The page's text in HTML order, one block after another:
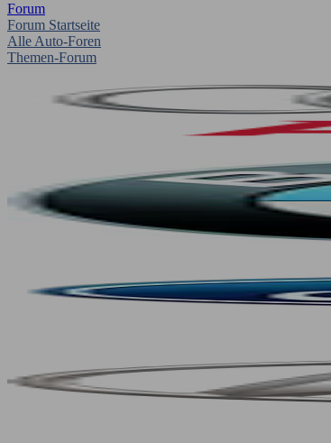
Forum
Forum Startseite
Alle Auto-Foren
Themen-Forum